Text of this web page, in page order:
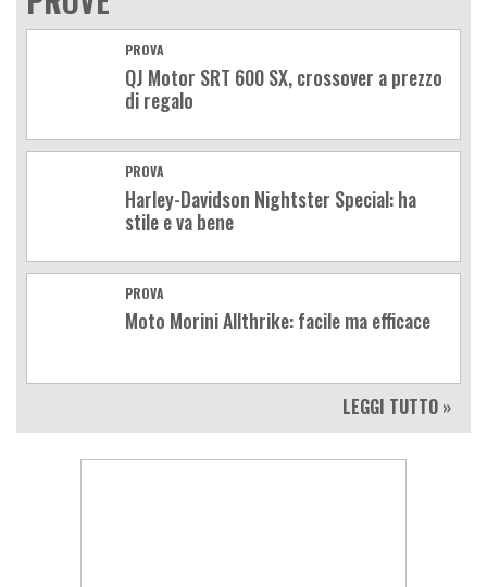
PROVA
QJ Motor SRT 600 SX, crossover a prezzo
di regalo
PROVA
Harley-Davidson Nightster Special: ha
stile e va bene
PROVA
Moto Morini Allthrike: facile ma efficace
LEGGI TUTTO »